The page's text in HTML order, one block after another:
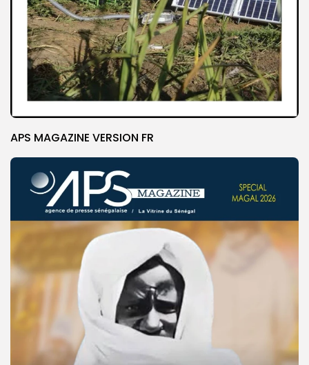
APS MAGAZINE VERSION FR